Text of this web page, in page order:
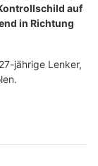
auf
in Richtung
jährige Lenker,